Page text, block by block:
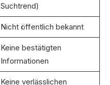
Suchtrend)
Nicht öffentlich bekannt
Keine bestätigten
Informationen
Keine verlässlichen